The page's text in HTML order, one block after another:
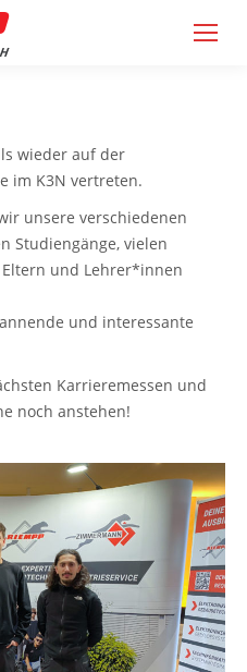
wieder auf der
im K3N vertreten.
unsere verschiedenen
Studiengänge, vielen
und Lehrer*innen
und interessante
Karrieremessen und
noch anstehen!